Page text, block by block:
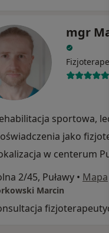
mgr
sportowa,
jako
w centerum
2/45, Puławy • Mapa
Marcin